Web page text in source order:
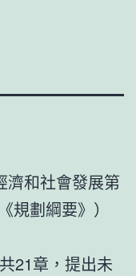
濟和社會發展第
劃綱要》）
21章，提出未